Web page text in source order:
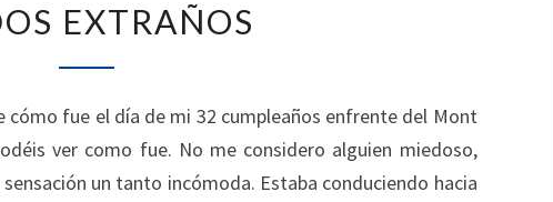
EXTRAÑOS
EXTRAÑOS
cómo fue el día de mi 32 cumpleaños enfrente del Mont
ver como fue. No me considero alguien miedoso,
un tanto incómoda. Estaba conduciendo hacia